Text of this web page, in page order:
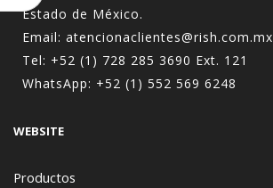
Estado de México.
Email: atencionaclientes@rish.com.mx
Tel: +52 (1) 728 285 3690 Ext. 121
WhatsApp: +52 (1) 552 569 6248
WEBSITE
Productos